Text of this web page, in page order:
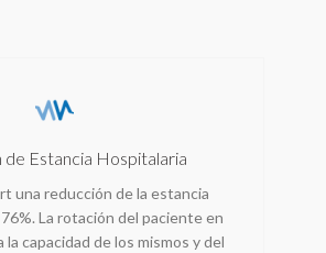
de Estancia Hospitalaria
una reducción de la estancia
La rotación del paciente en
capacidad de los mismos y del